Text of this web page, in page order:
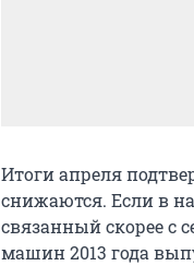
Итоги апреля
снижаются. Если в
связанный скорее с
машин 2013 года